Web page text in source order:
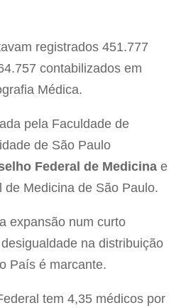
registrados 451.777
contabilizados em
Médica.
pela Faculdade de
de São Paulo
Federal de Medicina e
de Medicina de São Paulo.
expansão num curto
na distribuição
País é marcante.
tem 4,35 médicos por